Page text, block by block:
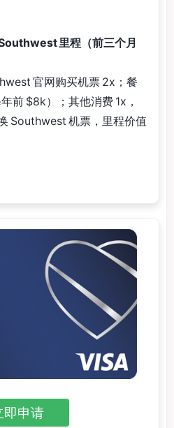
里程（前三个月
官网购买机票 2x；餐
前 $8k）；其他消费 1x，
Southwest 机票，里程价值
即申请